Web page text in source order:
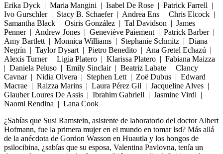
Erika Dyck | Maria Mangini | Isabel De Rose | Patrick Farrell |
Ivo Gurschler | Stacy B. Schaefer | Andrea Ens | Chris Elcock |
Samantha Black | Osiris González | Tal Davidson | James
Penner | Andrew Jones | Geneviève Paiement | Patrick Barber |
Amy Bartlett | Monnica Williams | Stephanie Schmitz | Diana
Negrín | Taylor Dysart | Pietro Benedito | Ana Gretel Echazú |
Alexis Turner | Ligia Platero | Klarissa Platero | Fabiana Maizza
| Daniela Peluso | Emily Sinclair | Beatriz Labate | Clancy
Cavnar | Nidia Olvera | Stephen Lett | Zoë Dubus | Edward
Macrae | Raizza Marins | Laura Pérez Gil | Jacqueline Alves |
Glauber Loures De Assis | Ibrahim Gabriell | Jasmine Virdi |
Naomi Rendina | Lana Cook
¿Sabías que Susi Ramstein, asistente de laboratorio del doctor Albert
Hofmann, fue la primera mujer en el mundo en tomar lsd? Más allá
de la anécdota de Gordon Wasson en Huautla y los hongos de
psilocibina, ¿sabías que su esposa, Valentina Pavlovna, tenía un